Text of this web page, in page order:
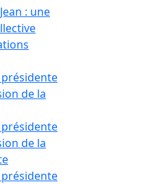
: une
de la
de la